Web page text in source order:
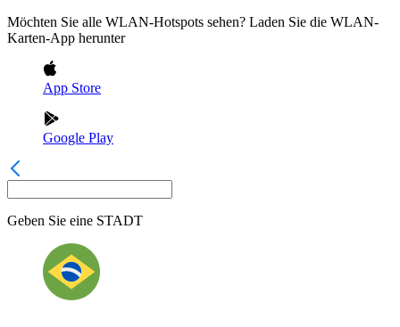
Möchten Sie alle WLAN-Hotspots sehen? Laden Sie die WLAN-
Karten-App herunter
App Store
Google Play
Geben Sie eine STADT